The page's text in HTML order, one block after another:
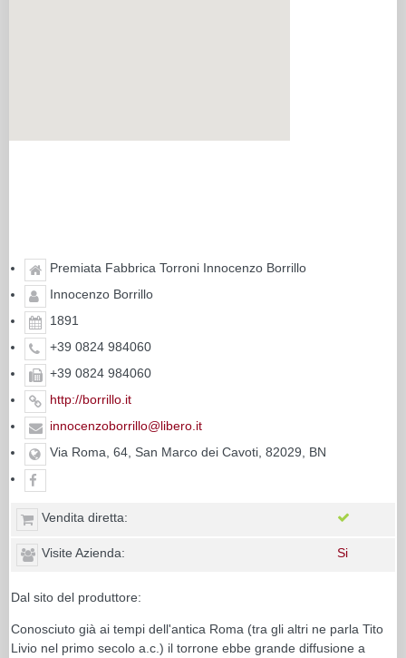
Premiata Fabbrica Torroni Innocenzo Borrillo
Innocenzo Borrillo
1891
+39 0824 984060
+39 0824 984060
http://borrillo.it
innocenzoborrillo@libero.it
Via Roma, 64, San Marco dei Cavoti, 82029, BN
Vendita diretta:
Visite Azienda: Si
Dal sito del produttore:
Conosciuto già ai tempi dell'antica Roma (tra gli altri ne parla Tito
Livio nel primo secolo a.c.) il torrone ebbe grande diffusione a